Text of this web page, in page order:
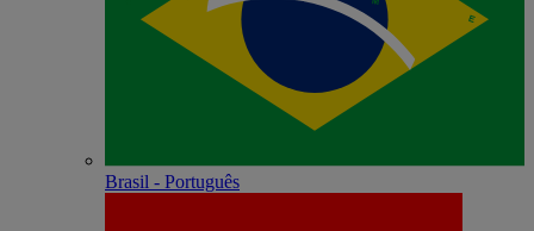
Brasil - Português